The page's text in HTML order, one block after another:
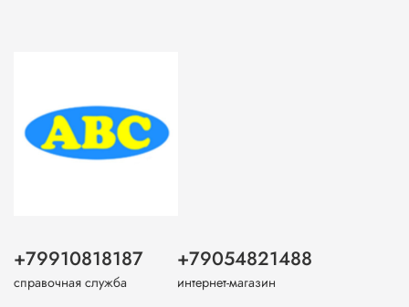
+79910818187
справочная служба
+79054821488
интернет-магазин